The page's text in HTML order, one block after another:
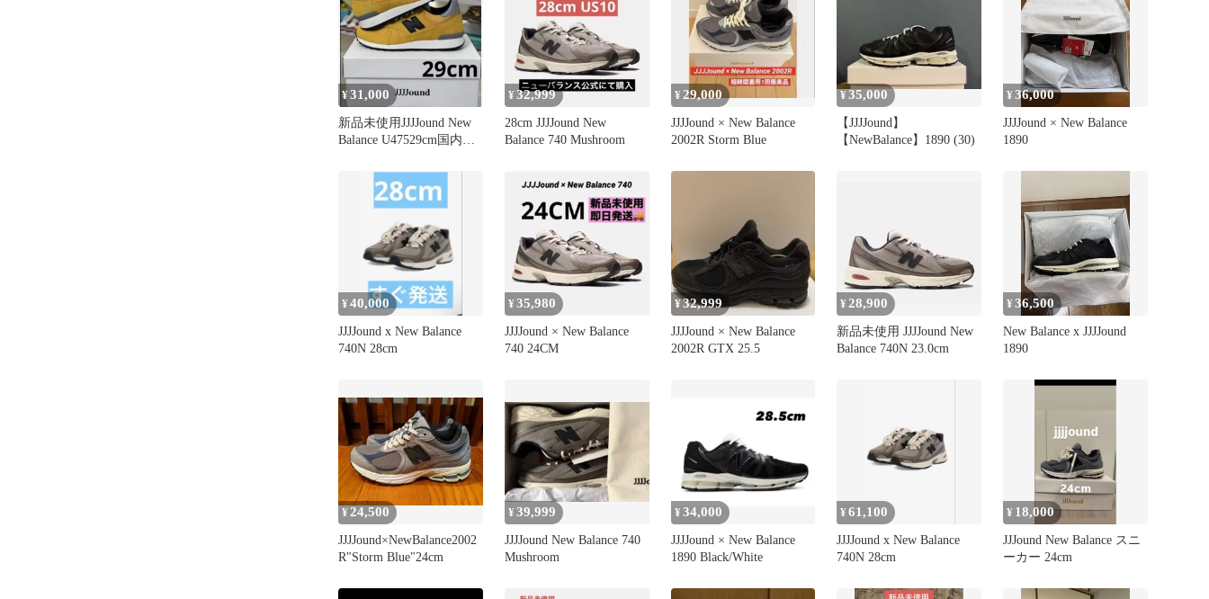
¥31,000
新品未使用JJJJound New
Balance U47529cm国内未
¥32,999
28cm JJJJound New
Balance 740 Mushroom
¥29,000
JJJJound × New Balance
2002R Storm Blue
¥35,000
【JJJJound】
【NewBalance】1890 (30)
¥36,000
JJJJound × New Balance
1890
¥40,000
JJJJound x New Balance
740N 28cm
¥35,980
JJJJound × New Balance
740 24CM
¥32,999
JJJJound × New Balance
2002R GTX 25.5
¥28,900
新品未使用 JJJJound New
Balance 740N 23.0cm
¥36,500
New Balance x JJJJound
1890
¥ 24,500
JJJJound×NewBalance2002
R"Storm Blue"24cm
¥39,999
JJJJound New Balance 740
Mushroom
¥34,000
JJJJound × New Balance
1890 Black/White
¥61,100
JJJJound x New Balance
740N 28cm
¥ 18,000
JJJound New Balance スニ
ーカー 24cm